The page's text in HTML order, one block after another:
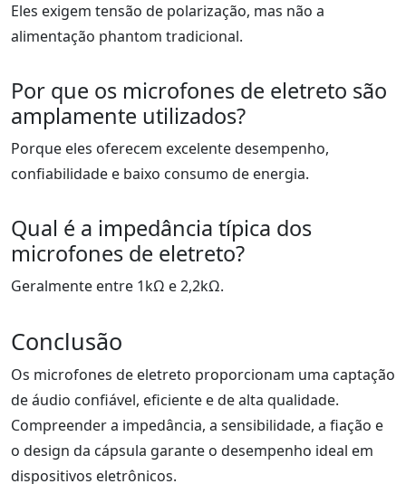
Eles exigem tensão de polarização, mas não a
alimentação phantom tradicional.
Por que os microfones de eletreto são
amplamente utilizados?
Porque eles oferecem excelente desempenho,
confiabilidade e baixo consumo de energia.
Qual é a impedância típica dos
microfones de eletreto?
Geralmente entre 1kΩ e 2,2kΩ.
Conclusão
Os microfones de eletreto proporcionam uma captação
de áudio confiável, eficiente e de alta qualidade.
Compreender a impedância, a sensibilidade, a fiação e
o design da cápsula garante o desempenho ideal em
dispositivos eletrônicos.